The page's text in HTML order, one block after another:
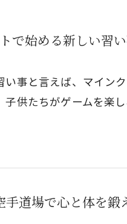
で始める新しい習
事と言えば、マイン
供たちがゲームを楽
道場で心と体を鍛